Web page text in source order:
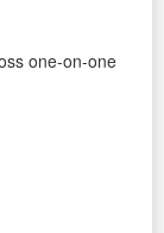
one-on-one